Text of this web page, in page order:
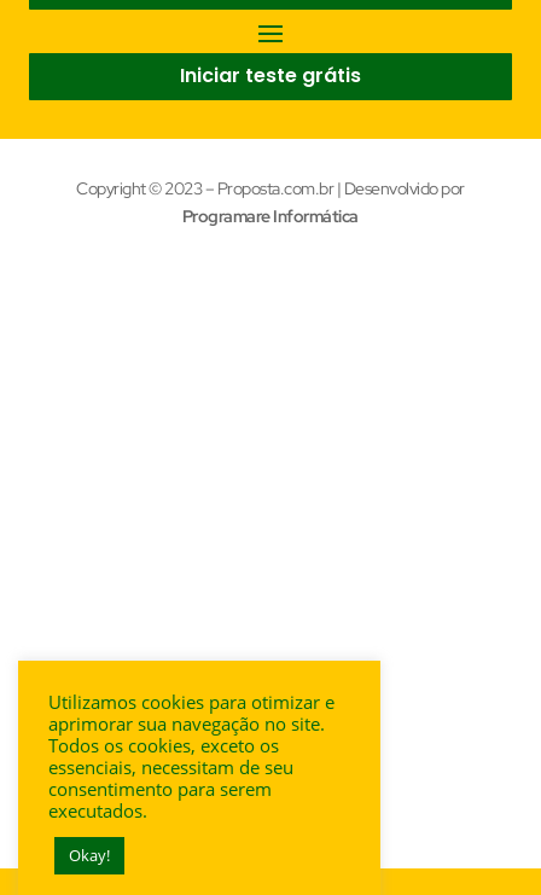
Iniciar teste grátis
Copyright © 2023 – Proposta.com.br | Desenvolvido por
Programare Informática
Utilizamos cookies para otimizar e
aprimorar sua navegação no site.
Todos os cookies, exceto os
essenciais, necessitam de seu
consentimento para serem
executados.
Okay!